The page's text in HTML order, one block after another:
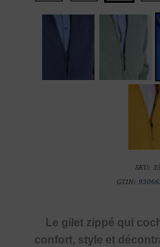
SKU:
GTIN:
Le gilet zippé qui
confort, style et